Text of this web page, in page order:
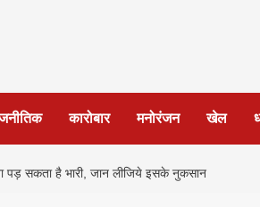
कारोबार मनोरंजन खेल
पड़ सकता है भारी, जान लीजिये इसके नुकसान